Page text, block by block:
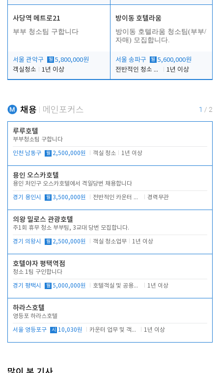
사당역 메트로21
부부 청소팀 구합니다
서울 관악구 월 5,800,000원
객실청소
1년 이상
방이동 호텔라움
방이동 호텔라움 청소팀(부부/
자매) 모집합니다.
서울 송파구 월 5,600,000원
전반적인 청소 업무(객실청소.객실정리)
1년 이상
채용 메인포커스 1 / 2
루루호텔
부부청소팀 구합니다
인천 남동구 월 2,500,000원 객실 청소 1년 이상
용인 오스카호텔
용인 처인구 오스카호텔에서 격일당번 채용합니다
경기 용인시 월 3,500,000원 전반적인 카운터 업무 경력무관
의왕 밀로스 관광호텔
주1회 휴무 청소 부부팀, 3교대 당번 모집합니다.
경기 의왕시 월 2,500,000원 객실 청소업무 1년 이상
호텔야자 평택역점
청소 1팀 구인합니다
경기 평택시 월 5,000,000원 호텔객실 및 공용시설 청소 관리 1년 이상
하라스호텔
영등포 하라스호텔
서울 영등포구 시 10,030원 카운터 업무 및 객실관리(청소상태 확인, 객실판매) 1년 이상